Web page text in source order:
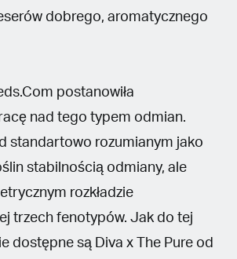
dobrego, aromatycznego
postanowiła
nad tego typem odmian.
standartowo rozumianym jako
stabilnością odmiany, ale
rozkładzie
trzech fenotypów. Jak do tej
dostępne są Diva x The Pure od